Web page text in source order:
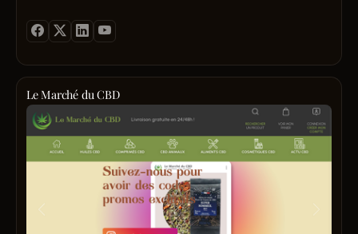
japonaise. Dans une atmosphre lgante et apaisante, embarquez pour
un voyage au Japon le temps d''un repas et vivez une exprience
Le Marché du CBD